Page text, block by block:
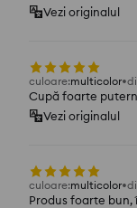
Vezi originalul
culoare:multicolor
Cupă foarte
Vezi originalul
culoare:multicolor
Produs foarte bun,